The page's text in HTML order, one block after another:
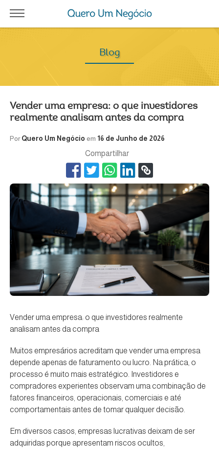
Blog
Vender uma empresa: o que investidores
realmente analisam antes da compra
PorQuero Um Negócio em 16 de Junho de 2026
Compartilhar
Vender uma empresa: o que investidores realmente
analisam antes da compra
Muitos empresários acreditam que vender uma empresa
depende apenas de faturamento ou lucro. Na prática, o
processo é muito mais estratégico. Investidores e
compradores experientes observam uma combinação de
fatores financeiros, operacionais, comerciais e até
comportamentais antes de tomar qualquer decisão.
Em diversos casos, empresas lucrativas deixam de ser
adquiridas porque apresentam riscos ocultos,